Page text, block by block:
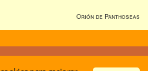
Orión de Panthoseas